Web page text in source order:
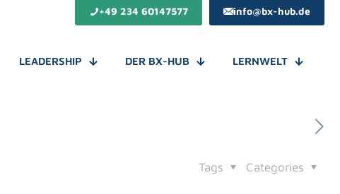
+49 234 60147577 info@bx-hub.de
LEADERSHIP DER BX-HUB LERNWELT
Categories
Tags